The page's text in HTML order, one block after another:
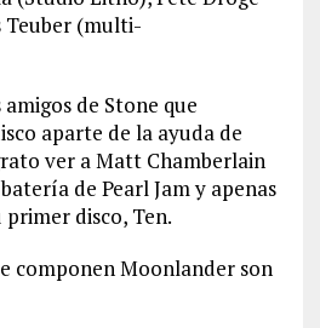
Teuber (multi-
de Stone que
aparte de la ayuda de
ver a Matt Chamberlain
de Pearl Jam y apenas
disco, Ten.
componen Moonlander son